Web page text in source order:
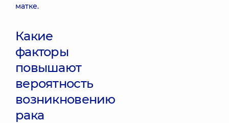
матке.
Какие
факторы
повышают
вероятность
возникновению
рака